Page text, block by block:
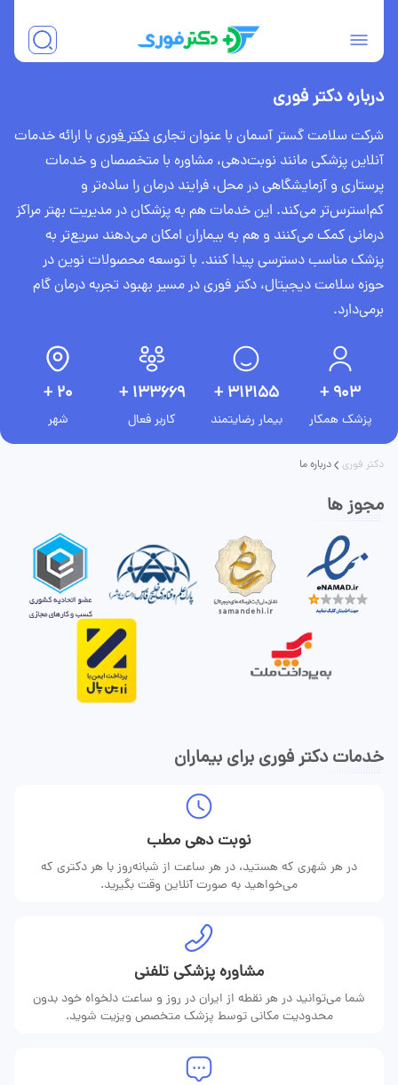
درباره دکتر فوری
شرکت سلامت گستر آسمان با عنوان تجاریدکتر فوری با ارائه خدمات
آنلاین پزشکی مانند نوبت‌دهی، مشاوره با متخصصان و خدمات
پرستاری و آزمایشگاهی در محل، فرایند درمان را ساده‌تر و
کم‌استرس‌تر می‌کند. این خدمات هم به پزشکان در مدیریت بهتر مراکز
درمانی کمک می‌کنند و هم به بیماران امکان می‌دهند سریع‌تر به
پزشک مناسب دسترسی پیدا کنند. با توسعه محصولات نوین در
حوزه سلامت دیجیتال، دکتر فوری در مسیر بهبود تجربه درمان گام
برمی‌دارد.
903 +
پزشک همکار
312155 +
بیمار رضایتمند
133669 +
کاربر فعال
۲۰ +
شهر
دکتر فوری درباره ما
مجوز ها
خدمات دکتر فوری برای بیماران
نوبت دهی مطب
در هر شهری که هستید، در هر ساعت از شبانه‌روز با هر دکتری که
می‌خواهید به‌ صورت آنلاین وقت بگیرید.
مشاوره پزشکی تلفنی
شما می‌توانید در هر نقطه از ایران در روز و ساعت دلخواه خود بدون
محدودیت مکانی توسط پزشک متخصص ویزیت شوید.